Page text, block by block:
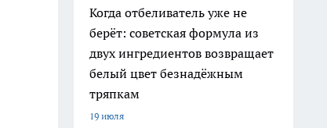
Когда отбеливатель уже не
берёт: советская формула из
двух ингредиентов возвращает
белый цвет безнадёжным
тряпкам
19 июля